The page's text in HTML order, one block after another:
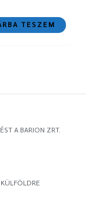
TESZEM
A BARION ZRT.